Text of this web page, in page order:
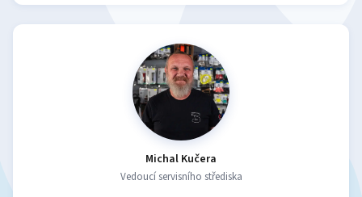
Michal Kučera
Vedoucí servisního střediska